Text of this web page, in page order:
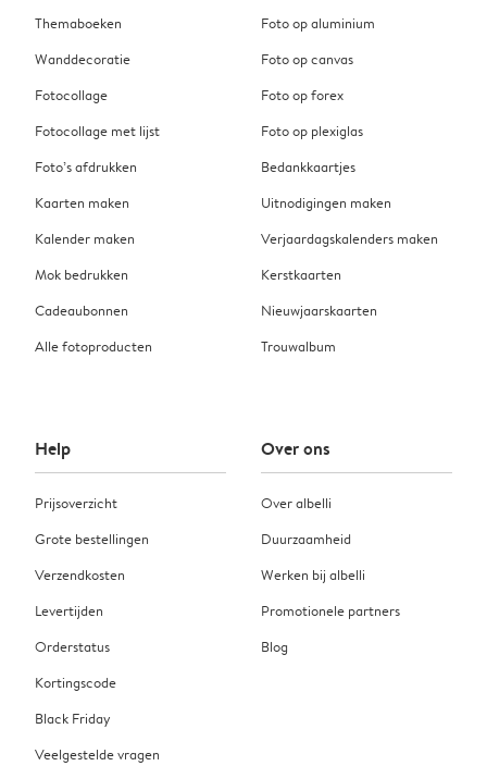
Themaboeken
Wanddecoratie
Fotocollage
Fotocollage met lijst
Foto’s afdrukken
Kaarten maken
Kalender maken
Mok bedrukken
Cadeaubonnen
Alle fotoproducten
Foto op aluminium
Foto op canvas
Foto op forex
Foto op plexiglas
Bedankkaartjes
Uitnodigingen maken
Verjaardagskalenders maken
Kerstkaarten
Nieuwjaarskaarten
Trouwalbum
Help
Prijsoverzicht
Grote bestellingen
Verzendkosten
Levertijden
Orderstatus
Kortingscode
Black Friday
Veelgestelde vragen
Over ons
Over albelli
Duurzaamheid
Werken bij albelli
Promotionele partners
Blog